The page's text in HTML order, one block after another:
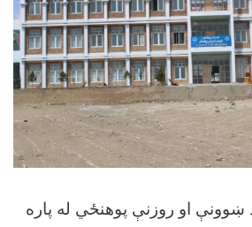
ښوونې او روزنې پوهنځي له پاره